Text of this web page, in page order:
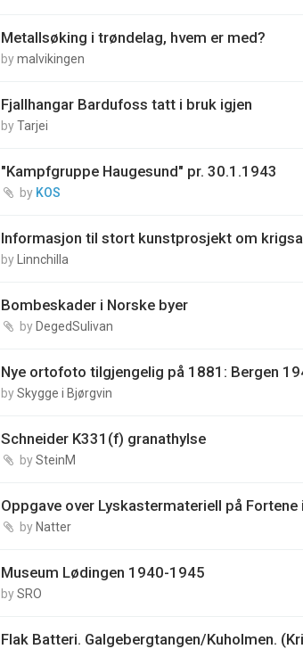
Metallsøking i trøndelag, hvem er med?
bymalvikingen
Fjallhangar Bardufoss tatt i bruk igjen
byTarjei
"Kampfgruppe Haugesund" pr. 30.1.1943
by KOS
Informasjon til stort kunstprosjekt om
by Linnchilla
Bombeskader i Norske byer
by DegedSulivan
Nye ortofoto tilgjengelig på 1881: Bergen
bySkygge i Bjørgvin
Schneider K331(f) granathylse
bySteinM
Oppgave over Lyskastermateriell på
by Natter
Museum Lødingen 1940-1945
bySRO
Flak Batteri. Galgebergtangen/Kuholmen.